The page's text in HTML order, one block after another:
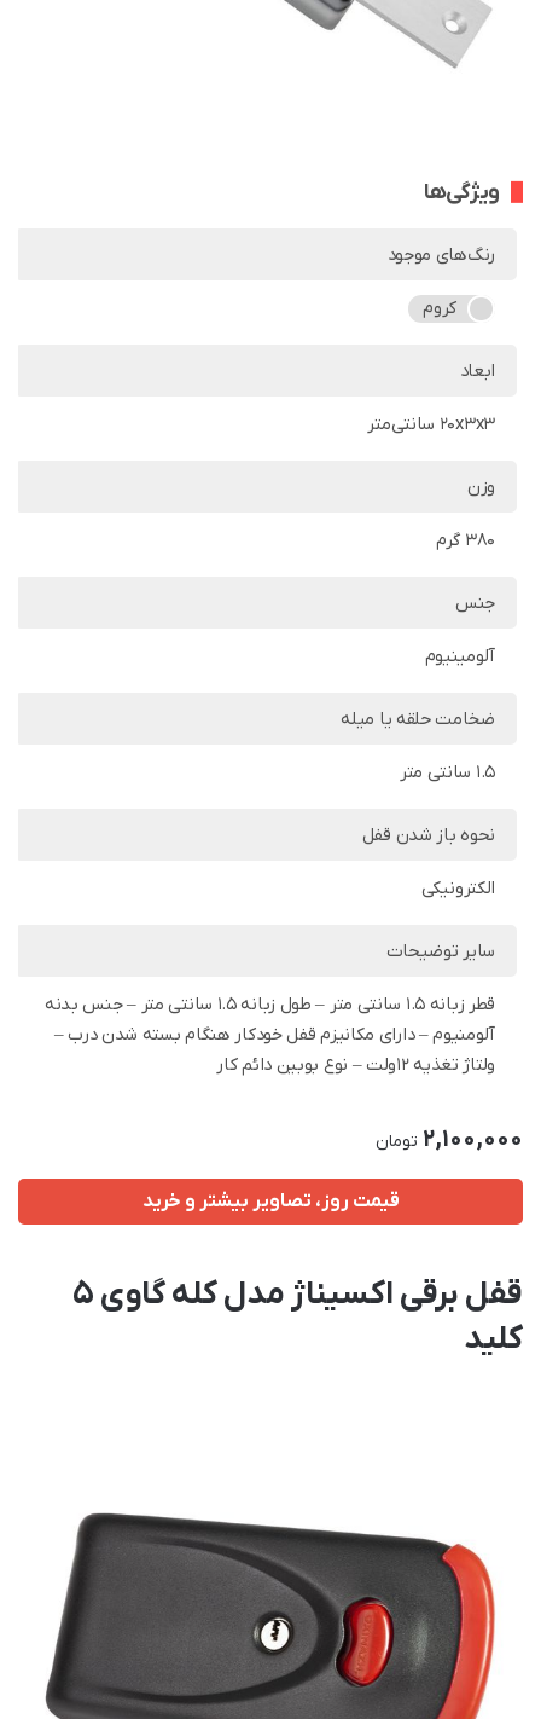
ویژگی‌ها
رنگ‌های موجود
کروم
ابعاد
20x3x3 سانتی‌متر
وزن
380 گرم
جنس
آلومینیوم
ضخامت حلقه یا میله
1.5 سانتی متر
نحوه باز شدن قفل
الکترونیکی
سایر توضیحات
قطر زبانه 1.5 سانتی متر – طول زبانه 1.5 سانتی متر – جنس بدنه
آلومنیوم – دارای مکانیزم قفل خودکار هنگام بسته شدن درب –
ولتاژ تغذیه 12ولت – نوع بوبین دائم کار
2,100,000 تومان
قیمت روز، تصاویر بیشتر و خرید
قفل برقی اکسیناژ مدل کله گاوی 5
کلید